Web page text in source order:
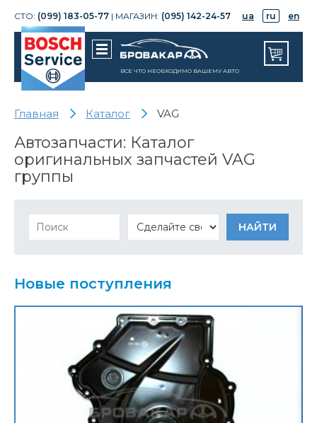
СТО: (099) 183-05-77 | МАГАЗИН: (095) 142-24-57 ua ru en
ВСЕ ЧТО НЕОБХОДИМО ВАШЕМУ АВТО
Главная Каталог VAG
Автозапчасти: Каталог
оригинальных запчастей VAG
группы
Новые поступления